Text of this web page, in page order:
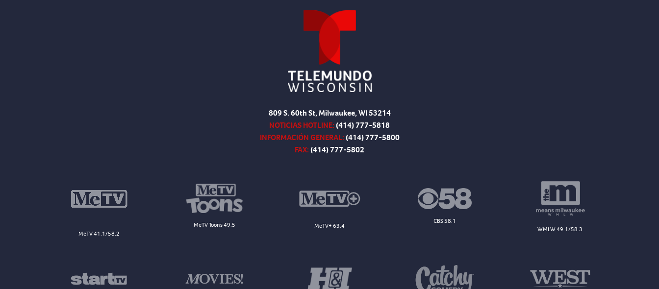
809 S. 60th St, Milwaukee, WI 53214
NOTICIAS HOTLINE:(414) 777-5818
INFORMACIÓN GENERAL:(414) 777-5800
FAX:(414) 777-5802
MeTV 41.1/58.2
MeTV Toons 49.5 MeTV+ 63.4
CBS 58.1
WMLW 49.1/58.3